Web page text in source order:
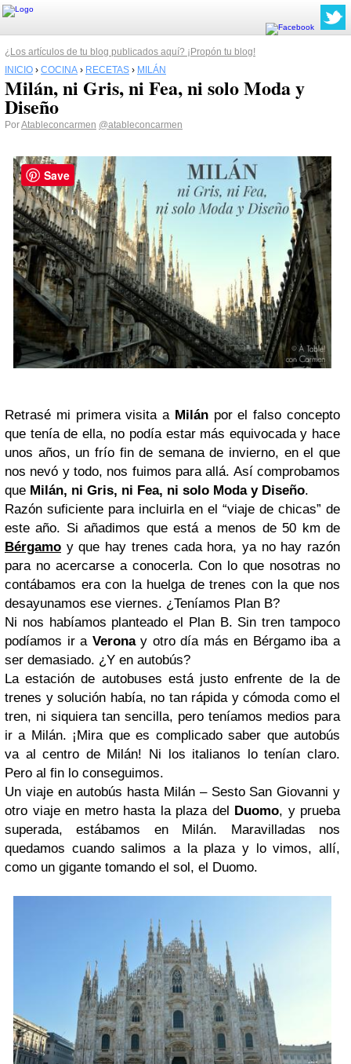
¿Los artículos de tu blog publicados aquí? ¡Propón tu blog!
INICIO › COCINA › RECETAS › MILÁN
Milán, ni Gris, ni Fea, ni solo Moda y
Diseño
PorAtableconcarmen @atableconcarmen
Retrasé mi primera visita a Milán por el falso concepto
que tenía de ella, no podía estar más equivocada y hace
unos años, un frío fin de semana de invierno, en el que
nos nevó y todo, nos fuimos para allá. Así comprobamos
que Milán, ni Gris, ni Fea, ni solo Moda y Diseño.
Razón suficiente para incluirla en el “viaje de chicas” de
este año. Si añadimos que está a menos de 50 km de
Bérgamo y que hay trenes cada hora, ya no hay razón
para no acercarse a conocerla. Con lo que nosotras no
contábamos era con la huelga de trenes con la que nos
desayunamos ese viernes. ¿Teníamos Plan B?
Ni nos habíamos planteado el Plan B. Sin tren tampoco
podíamos ir a Verona y otro día más en Bérgamo iba a
ser demasiado. ¿Y en autobús?
La estación de autobuses está justo enfrente de la de
trenes y solución había, no tan rápida y cómoda como el
tren, ni siquiera tan sencilla, pero teníamos medios para
ir a Milán. ¡Mira que es complicado saber que autobús
va al centro de Milán! Ni los italianos lo tenían claro.
Pero al fin lo conseguimos.
Un viaje en autobús hasta Milán – Sesto San Giovanni y
otro viaje en metro hasta la plaza del Duomo, y prueba
superada, estábamos en Milán. Maravilladas nos
quedamos cuando salimos a la plaza y lo vimos, allí,
como un gigante tomando el sol, el Duomo.
Save